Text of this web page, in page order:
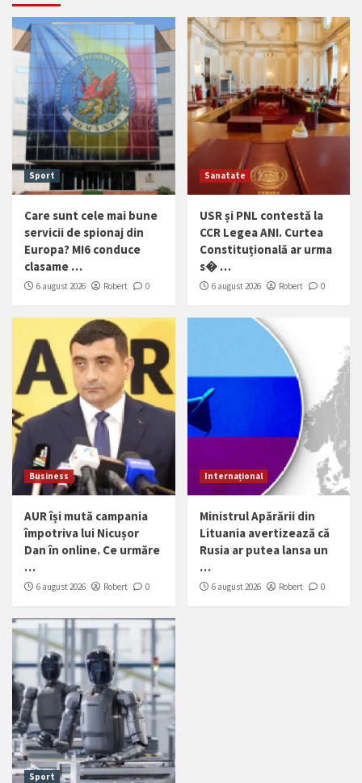
Sport
Care sunt cele mai bune
servicii de spionaj din
Europa? MI6 conduce
clasame …
6 august 2026 Robert 0
Sanatate
USR și PNL contestă la
CCR Legea ANI. Curtea
Constituțională ar urma
s� …
6 august 2026 Robert 0
Business
AUR își mută campania
împotriva lui Nicușor
Dan în online. Ce urmăre
…
6 august 2026 Robert 0
Internațional
Ministrul Apărării din
Lituania avertizează că
Rusia ar putea lansa un
…
6 august 2026 Robert 0
Sport